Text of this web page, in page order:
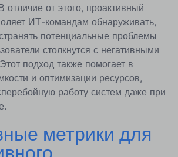
отличие от этого, проактивный
ИТ-командам обнаруживать,
потенциальные проблемы
столкнутся с негативными
подход также помогает в
и оптимизации ресурсов,
работу систем даже при
метрики для